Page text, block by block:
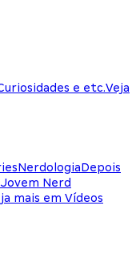
e etc.Veja
NerdologiaDepois
Jovem Nerd
mais em Vídeos